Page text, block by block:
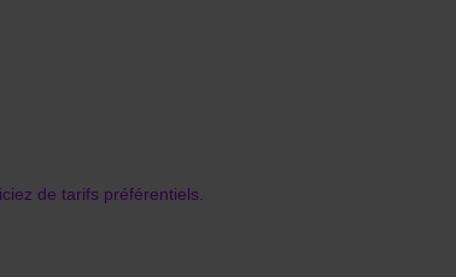
de tarifs préférentiels.